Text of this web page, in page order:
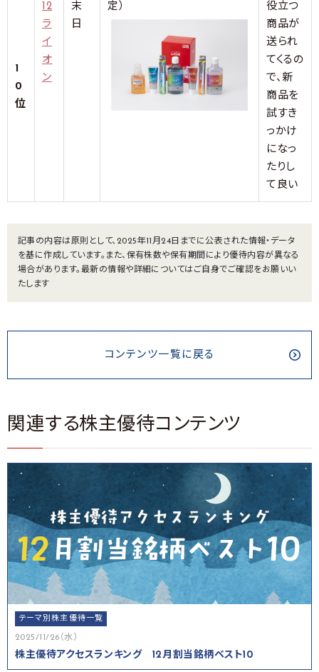
1
0
位
12
ラ
イ
オ
ン
末
日
定）
役立つ
商品が
送られ
てくるの
で、新
商品を
試すき
っかけ
になっ
たりし
て良い
記事の内容は原則として、2025年11月24日までに公表された情報・データ
を基に作成しています。また、保有株数や保有期間により優待内容が異なる
場合があります。最新の情報や詳細についてはご自身でご確認をお願いい
たします
コンテンツ一覧に戻る
関連する株主優待コンテンツ
テーマ別株主優待一覧
2025/11/26（水）
株主優待アクセスランキング 12月割当銘柄ベスト10